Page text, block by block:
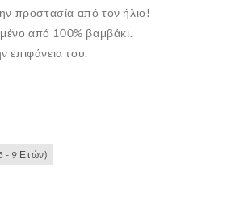
προστασία από τον ήλιο!
από 100% βαμβάκι.
επιφάνεια του.
- 9 Ετών)